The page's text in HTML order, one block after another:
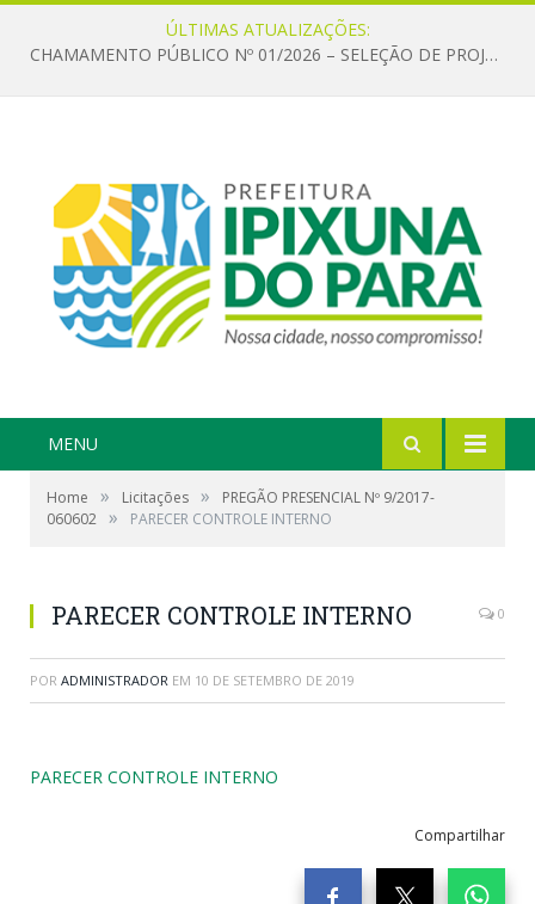
ÚLTIMAS ATUALIZAÇÕES:
CHAMAMENTO PÚBLICO Nº 01/2026 – SELEÇÃO DE PROJETOS PARA FIRMAR TERMO DE EXECUÇÃO CULTURAL COM RECURSOS DA POLÍTICA NACIONAL ALDIR BLANC DE FOMENTO À CULTURA – PNAB (LEI Nº 14.399/2022)
MENU
Home » Licitações »
PREGÃO PRESENCIAL Nº 9/2017-
060602 » PARECER CONTROLE INTERNO
PARECER CONTROLE INTERNO 0
POR ADMINISTRADOR EM 10 DE SETEMBRO DE 2019
PARECER CONTROLE INTERNO
Compartilhar